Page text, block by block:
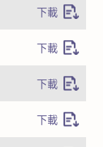
下載
下載
下載
下載